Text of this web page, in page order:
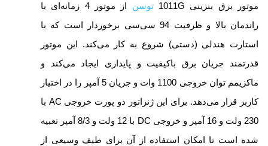
موتور برق بنزینی 1011G توسن
از موتور 4 زمانه‌ای با
راندمان بالا و ظرفیت 94 سی‌سی برخوردار است که با
استارت هندلی (دستی) شروع به کار می‌کند. این موتور
قدرتمند جریان برق باکیفیت و پایداری ایجاد می‌کند و
ماکزیمم توان خروجی 1100 وات و جریان 5 آمپر را در اختیار
کاربر قرار می‌دهد. برای این ژنراتور دو پورت خروجی AC با
230 ولت و 16 آمپر و خروجی DC با 12 ولت و 8/3 آمپر تعبیه
شده است تا امکان استفاده از آن برای طیف وسیعی از